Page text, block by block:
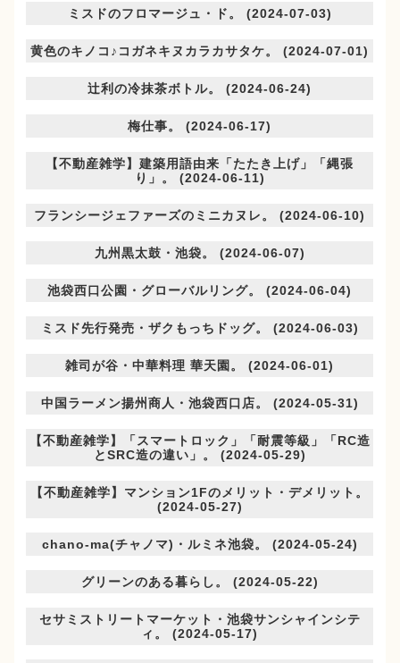
ミスドのフロマージュ・ド。 (2024-07-03)
黄色のキノコ♪コガネキヌカラカサタケ。 (2024-07-01)
辻利の冷抹茶ボトル。 (2024-06-24)
梅仕事。 (2024-06-17)
【不動産雑学】建築用語由来「たたき上げ」「縄張
り」。 (2024-06-11)
フランシージェファーズのミニカヌレ。 (2024-06-10)
九州黒太鼓・池袋。 (2024-06-07)
池袋西口公園・グローバルリング。 (2024-06-04)
ミスド先行発売・ザクもっちドッグ。 (2024-06-03)
雑司が谷・中華料理 華天園。 (2024-06-01)
中国ラーメン揚州商人・池袋西口店。 (2024-05-31)
【不動産雑学】「スマートロック」「耐震等級」「RC造
とSRC造の違い」。 (2024-05-29)
【不動産雑学】マンション1Fのメリット・デメリット。
(2024-05-27)
chano-ma(チャノマ)・ルミネ池袋。 (2024-05-24)
グリーンのある暮らし。 (2024-05-22)
セサミストリートマーケット・池袋サンシャインシテ
ィ。 (2024-05-17)